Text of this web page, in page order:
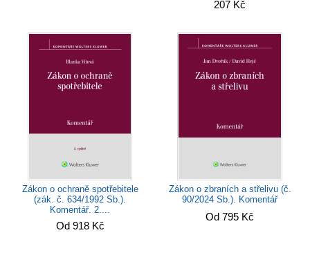
207 Kč
Zákon o ochraně spotřebitele
(zák. č. 634/1992 Sb.).
Komentář. 2....
Od 918 Kč
Zákon o zbraních a střelivu (č.
90/2024 Sb.). Komentář
Od 795 Kč